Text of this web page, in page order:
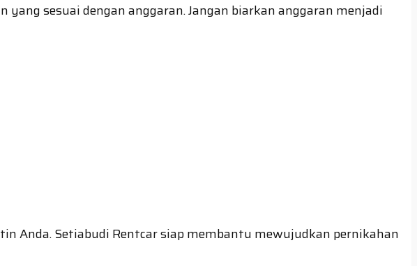
sesuai dengan anggaran. Jangan biarkan anggaran menjadi
Anda. Setiabudi Rentcar siap membantu mewujudkan pernikahan